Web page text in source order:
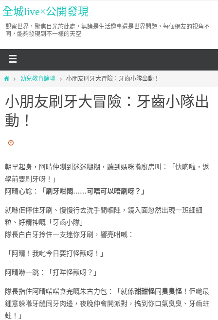
全城live×公開發現
觀察世界，聚焦目光於此處，無論是生活趣事還是世界問題，每個網友的視角不
同，能夠發現到不一樣的天空
幼兒教育論壇 小朋友刷牙大冒險：牙齒小隊出動！
小朋友刷牙大冒險：牙齒小隊出
動！
朝早起身，阿晴仲瞓到迷迷糊糊，聽到媽咪喺廚房叫：「快啲啦，返
學前要刷牙呀！」
阿晴心諗：
「刷牙咁悶……可唔可以唔刷呀？」
就喺佢擰住牙刷、慢慢行去洗手間嗰陣，鏡入面忽然出現一班細細
粒、好精神嘅「牙齒小隊」——
隊長白白牙拎住一支迷你牙刷，響亮咁喊：
「阿晴！我哋今日要打怪獸呀！」
阿晴嚇一跳：「打咩怪獸呀？」
隊長指住阿晴啱啱食完嘅朱古力包：「就係甜甜怪同 臭臭怪！佢哋最
鍾意躲喺牙縫同牙肉邊，夜晚仲會開派對，搞到你口氣臭臭、牙齒蛀
蛀！」